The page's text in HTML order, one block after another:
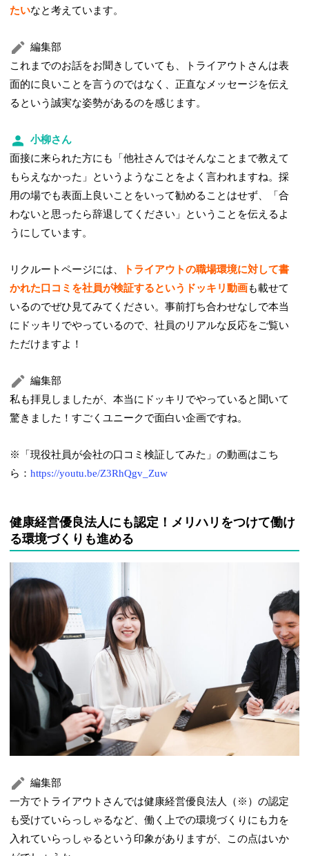
たいなと考えています。
編集部
これまでのお話をお聞きしていても、トライアウトさんは表
面的に良いことを言うのではなく、正直なメッセージを伝え
るという誠実な姿勢があるのを感じます。
小柳さん
面接に来られた方にも「他社さんではそんなことまで教えて
もらえなかった」というようなことをよく言われますね。採
用の場でも表面上良いことをいって勧めることはせず、「合
わないと思ったら辞退してください」ということを伝えるよ
うにしています。
リクルートページには、
トライアウトの職場環境に対して書
かれた口コミを社員が検証するというドッキリ動画も載せて
いるのでぜひ見てみてください。事前打ち合わせなしで本当
にドッキリでやっているので、社員のリアルな反応をご覧い
ただけますよ！
編集部
私も拝見しましたが、本当にドッキリでやっていると聞いて
驚きました！すごくユニークで面白い企画ですね。
※「現役社員が会社の口コミ検証してみた」の動画はこち
ら：https://youtu.be/Z3RhQgv_Zuw
健康経営優良法人にも認定！メリハリをつけて働け
る環境づくりも進める
編集部
一方でトライアウトさんでは健康経営優良法人（※）の認定
も受けていらっしゃるなど、働く上での環境づくりにも力を
入れていらっしゃるという印象がありますが、この点はいか